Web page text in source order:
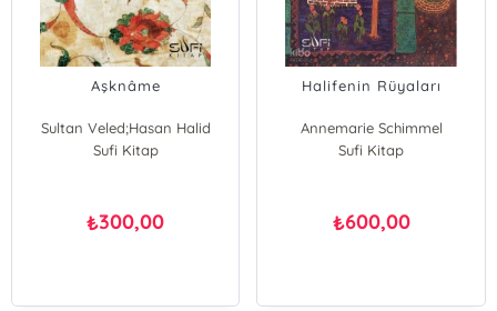
Aşknâme
Sultan Veled;Hasan Halid
Sultan Veled
Sufi Kitap
₺300,00
Halifenin Rüyaları
Annemarie Schimmel
Sufi Kitap
₺600,00